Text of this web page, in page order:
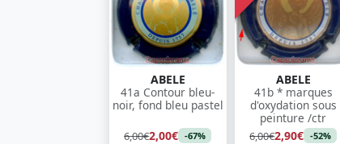
ABELE
41a Contour bleu-
noir, fond bleu pastel
6,00€2,00€ -67%
ABELE
41b * marques
d'oxydation sous
peinture /ctr
6,00€2,90€ -52%